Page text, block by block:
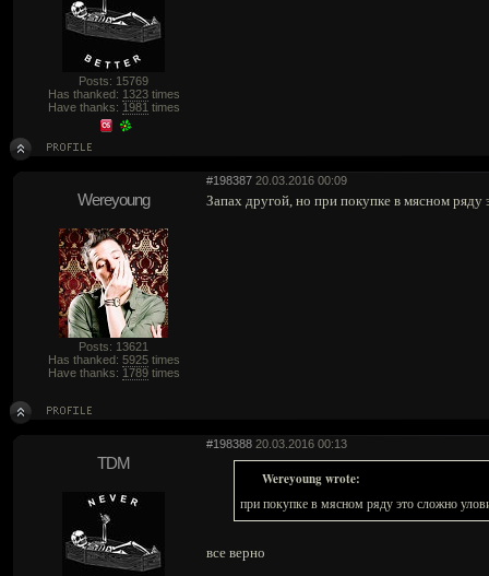
Posts: 15769
Has thanked: 1323times
Have thanks: 1981 times
#198387 20.03.2016 00:09
Wereyoung
Posts: 13621
Has thanked: 5925times
Have thanks: 1789times
Запах другой, но при покупке в мясном
#198388 20.03.2016 00:13
TDM
Wereyoung wrote:
при покупке в мясном ряду это сложно
все верно